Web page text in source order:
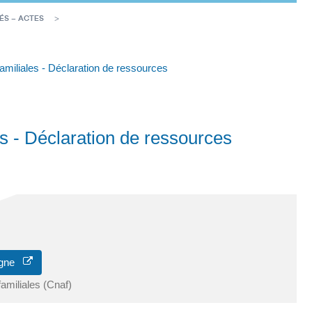
– ACTES
- Déclaration de ressources
- Déclaration de ressources
(Cnaf)